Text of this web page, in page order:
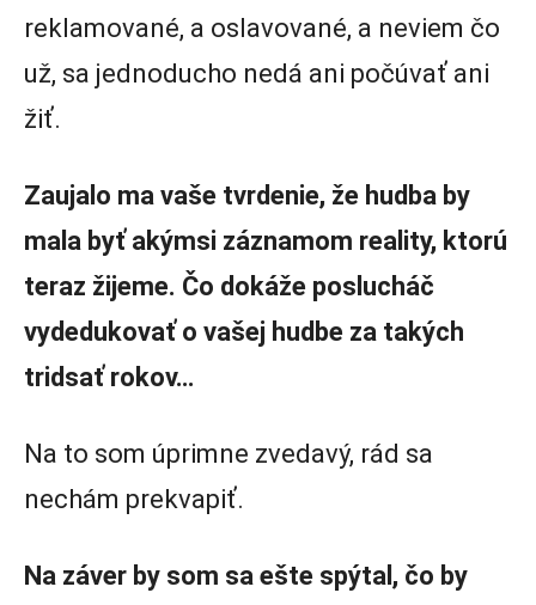
reklamované, a oslavované, a neviem čo
už, sa jednoducho nedá ani počúvať ani
žiť.
Zaujalo ma vaše tvrdenie, že hudba by
mala byť akýmsi záznamom reality, ktorú
teraz žijeme. Čo dokáže poslucháč
vydedukovať o vašej hudbe za takých
tridsať rokov…
Na to som úprimne zvedavý, rád sa
nechám prekvapiť.
Na záver by som sa ešte spýtal, čo by